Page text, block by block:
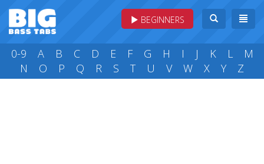
BEGINNERS
0-9 A B C D E F G H I J K L
M
N
O P Q R S T U V W X Y Z